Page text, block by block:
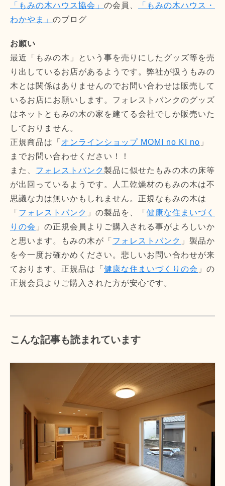
「もみの木ハウス協会」 の会員、
「もみの木ハウス・
わかやま」 のブログ
お願い
最近「もみの木」という事を売りにしたグッズ等を売
り出しているお店があるようです。弊社が扱うもみの
木とは関係はありませんのでお問い合わせは販売して
いるお店にお願いします。フォレストバンクのグッズ
はネットともみの木の家を建てる会社でしか販売いた
しておりません。
正規商品は「 オンラインショップ MOMI no KI no 」
までお問い合わせください！！
また、 フォレストバンク製品に似せたもみの木の床等
が出回っているようです。人工乾燥材のもみの木は不
思議な力は無いかもしれません。正規なもみの木は
「 フォレストバンク 」の製品を、「 健康な住まいづく
りの会 」の正規会員よりご購入される事がよろしいか
と思います。もみの木が「 フォレストバンク 」製品か
を今一度お確かめください。悲しいお問い合わせが来
ております。正規品は「 健康な住まいづくりの会 」の
正規会員よりご購入された方が安心です。
こんな記事も読まれています